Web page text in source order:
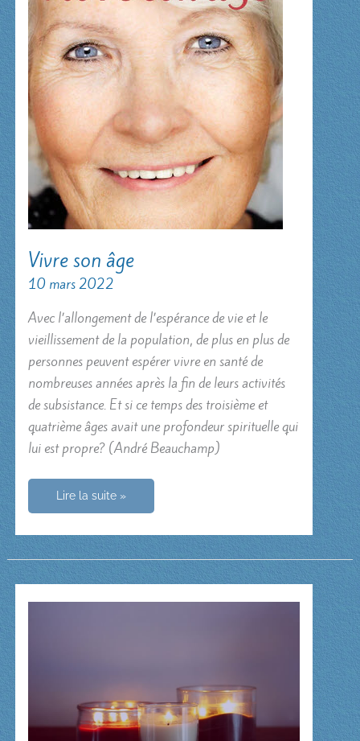
Vivre son âge
10 mars 2022
Avec l’allongement de l’espérance de vie et le
vieillissement de la population, de plus en plus de
personnes peuvent espérer vivre en santé de
nombreuses années après la fin de leurs activités
de subsistance. Et si ce temps des troisième et
quatrième âges avait une profondeur spirituelle qui
lui est propre? (André Beauchamp)
Vivre
âge
Lire la suite »